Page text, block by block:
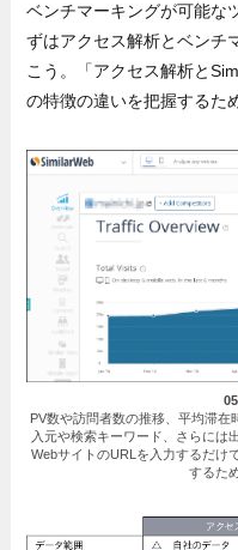
ベンチマーキングが可能な
ずはアクセス解析とベンチ
こう。「アクセス解析と
の特徴の違いを把握するた
05
PV数や訪問者数の推移、平均滞
入元や検索キーワード、さらには
WebサイトのURLを入力するだけ
するた